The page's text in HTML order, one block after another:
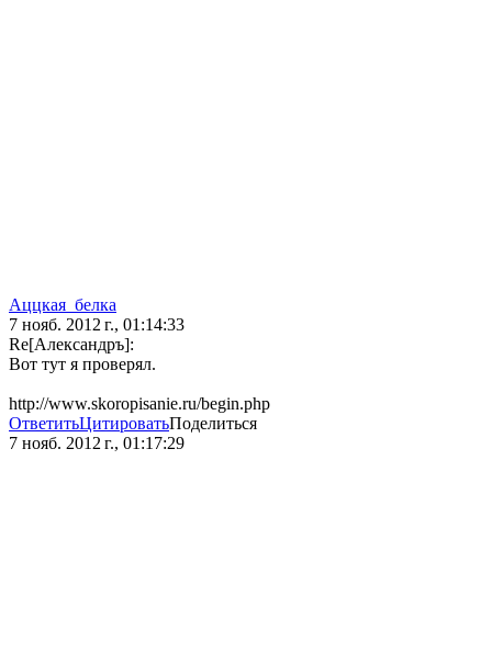
Аццкая_белка
7 нояб. 2012 г., 01:14:33
Re[Александръ]:
Вот тут я проверял.
http://www.skoropisanie.ru/begin.php
ОтветитьЦитироватьПоделиться
7 нояб. 2012 г., 01:17:29